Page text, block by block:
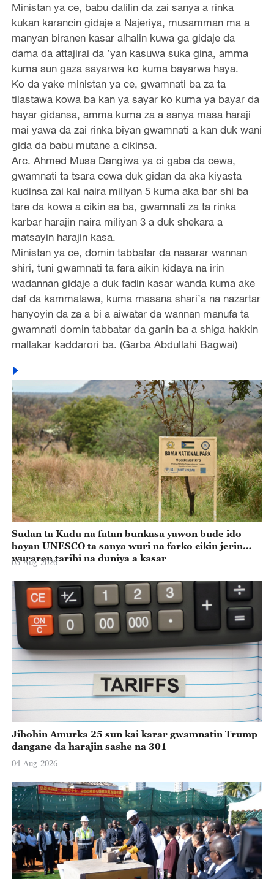
Ministan ya ce, babu dalilin da zai sanya a rinka
kukan karancin gidaje a Najeriya, musamman ma a
manyan biranen kasar alhalin kuwa ga gidaje da
dama da attajirai da ’yan kasuwa suka gina, amma
kuma sun gaza sayarwa ko kuma bayarwa haya.
Ko da yake ministan ya ce, gwamnati ba za ta
tilastawa kowa ba kan ya sayar ko kuma ya bayar da
hayar gidansa, amma kuma za a sanya masa haraji
mai yawa da zai rinka biyan gwamnati a kan duk wani
gida da babu mutane a cikinsa.
Arc. Ahmed Musa Dangiwa ya ci gaba da cewa,
gwamnati ta tsara cewa duk gidan da aka kiyasta
kudinsa zai kai naira miliyan 5 kuma aka bar shi ba
tare da kowa a cikin sa ba, gwamnati za ta rinka
karbar harajin naira miliyan 3 a duk shekara a
matsayin harajin kasa.
Ministan ya ce, domin tabbatar da nasarar wannan
shiri, tuni gwamnati ta fara aikin kidaya na irin
wadannan gidaje a duk fadin kasar wanda kuma ake
daf da kammalawa, kuma masana shari’a na nazartar
hanyoyin da za a bi a aiwatar da wannan manufa ta
gwamnati domin tabbatar da ganin ba a shiga hakkin
mallakar kaddarori ba. (Garba Abdullahi Bagwai)
Sudan ta Kudu na fatan bunkasa yawon bude ido
bayan UNESCO ta sanya wuri na farko cikin jerin
wuraren tarihi na duniya a kasar
05-Aug-2026
Jihohin Amurka 25 sun kai karar gwamnatin Trump
dangane da harajin sashe na 301
04-Aug-2026